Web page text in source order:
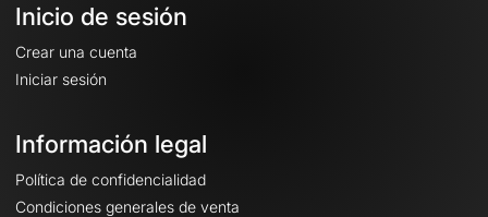
Inicio de sesión
Crear una cuenta
Iniciar sesión
Información legal
Política de confidencialidad
Condiciones generales de venta